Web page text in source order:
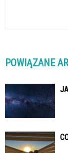
POWIĄZANE